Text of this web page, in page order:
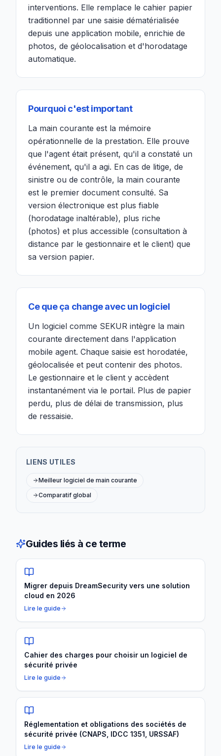
interventions. Elle remplace le cahier papier
traditionnel par une saisie dématérialisée
depuis une application mobile, enrichie de
photos, de géolocalisation et d'horodatage
automatique.
Pourquoi c'est important
La main courante est la mémoire
opérationnelle de la prestation. Elle prouve
que l'agent était présent, qu'il a constaté un
événement, qu'il a agi. En cas de litige, de
sinistre ou de contrôle, la main courante
est le premier document consulté. Sa
version électronique est plus fiable
(horodatage inaltérable), plus riche
(photos) et plus accessible (consultation à
distance par le gestionnaire et le client) que
sa version papier.
Ce que ça change avec un logiciel
Un logiciel comme SEKUR intègre la main
courante directement dans l'application
mobile agent. Chaque saisie est horodatée,
géolocalisée et peut contenir des photos.
Le gestionnaire et le client y accèdent
instantanément via le portail. Plus de papier
perdu, plus de délai de transmission, plus
de ressaisie.
LIENS UTILES
Meilleur logiciel de main courante
Comparatif global
Guides liés à ce terme
Migrer depuis DreamSecurity vers une solution
cloud en 2026
Lire le guide
Cahier des charges pour choisir un logiciel de
sécurité privée
Lire le guide
Réglementation et obligations des sociétés de
sécurité privée (CNAPS, IDCC 1351, URSSAF)
Lire le guide